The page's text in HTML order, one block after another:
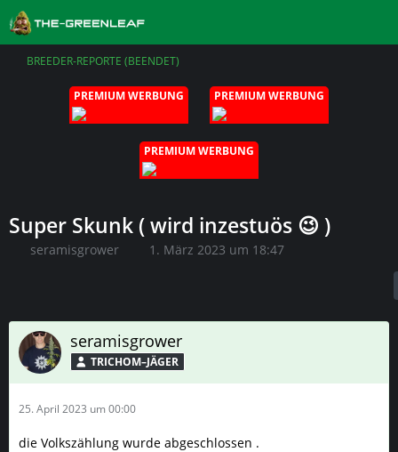
BREEDER-REPORTE (BEENDET)
PREMIUM WERBUNG PREMIUM WERBUNG
PREMIUM WERBUNG
Super Skunk ( wird inzestuös 😉 )
seramisgrower 1. März 2023 um 18:47
seramisgrower
TRICHOM–JÄGER
25. April 2023 um 00:00
die Volkszählung wurde abgeschlossen .